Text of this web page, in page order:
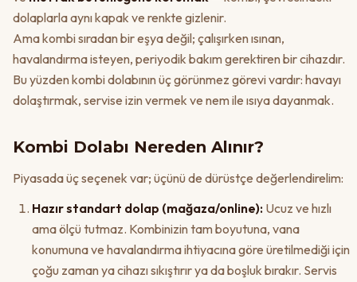
dolaplarla aynı kapak ve renkte gizlenir.
Ama kombi sıradan bir eşya değil; çalışırken ısınan,
havalandırma isteyen, periyodik bakım gerektiren bir cihazdır.
Bu yüzden kombi dolabının üç görünmez görevi vardır: havayı
dolaştırmak, servise izin vermek ve nem ile ısıya dayanmak.
Kombi Dolabı Nereden Alınır?
Piyasada üç seçenek var; üçünü de dürüstçe değerlendirelim:
Hazır standart dolap (mağaza/online): Ucuz ve hızlı
ama ölçü tutmaz. Kombinizin tam boyutuna, vana
konumuna ve havalandırma ihtiyacına göre üretilmediği için
çoğu zaman ya cihazı sıkıştırır ya da boşluk bırakır. Servis